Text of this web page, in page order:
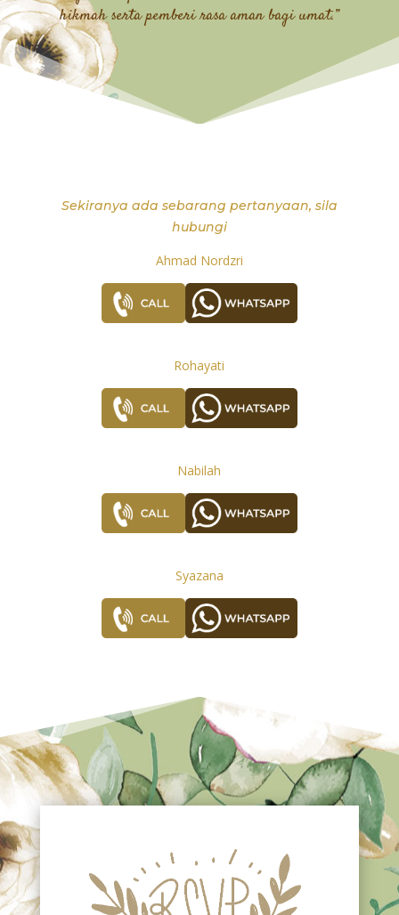
hikmah serta pemberi rasa aman bagi umat.”
Sekiranya ada sebarang pertanyaan, sila
hubungi
Ahmad Nordzri
Rohayati
Nabilah
Syazana